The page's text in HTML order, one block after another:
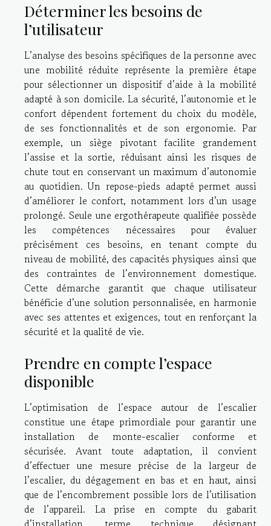
Déterminer les besoins de
l’utilisateur
L’analyse des besoins spécifiques de la personne avec
une mobilité réduite représente la première étape
pour sélectionner un dispositif d’aide à la mobilité
adapté à son domicile. La sécurité, l’autonomie et le
confort dépendent fortement du choix du modèle,
de ses fonctionnalités et de son ergonomie. Par
exemple, un siège pivotant facilite grandement
l’assise et la sortie, réduisant ainsi les risques de
chute tout en conservant un maximum d’autonomie
au quotidien. Un repose-pieds adapté permet aussi
d’améliorer le confort, notamment lors d’un usage
prolongé. Seule une ergothérapeute qualifiée possède
les compétences nécessaires pour évaluer
précisément ces besoins, en tenant compte du
niveau de mobilité, des capacités physiques ainsi que
des contraintes de l’environnement domestique.
Cette démarche garantit que chaque utilisateur
bénéficie d’une solution personnalisée, en harmonie
avec ses attentes et exigences, tout en renforçant la
sécurité et la qualité de vie.
Prendre en compte l’espace
disponible
L’optimisation de l’espace autour de l’escalier
constitue une étape primordiale pour garantir une
installation de monte-escalier conforme et
sécurisée. Avant toute adaptation, il convient
d’effectuer une mesure précise de la largeur de
l’escalier, du dégagement en bas et en haut, ainsi
que de l’encombrement possible lors de l’utilisation
de l’appareil. La prise en compte du gabarit